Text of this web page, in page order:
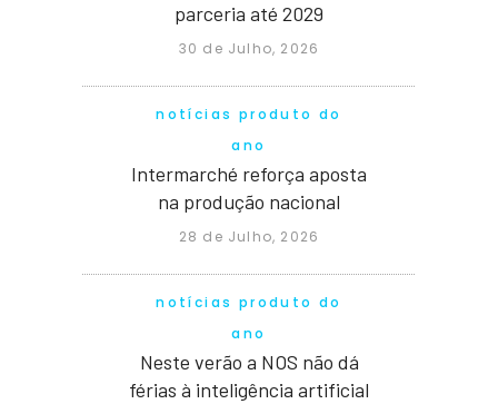
parceria até 2029
30 de Julho, 2026
notícias produto do
ano
Intermarché reforça aposta
na produção nacional
28 de Julho, 2026
notícias produto do
ano
Neste verão a NOS não dá
férias à inteligência artificial